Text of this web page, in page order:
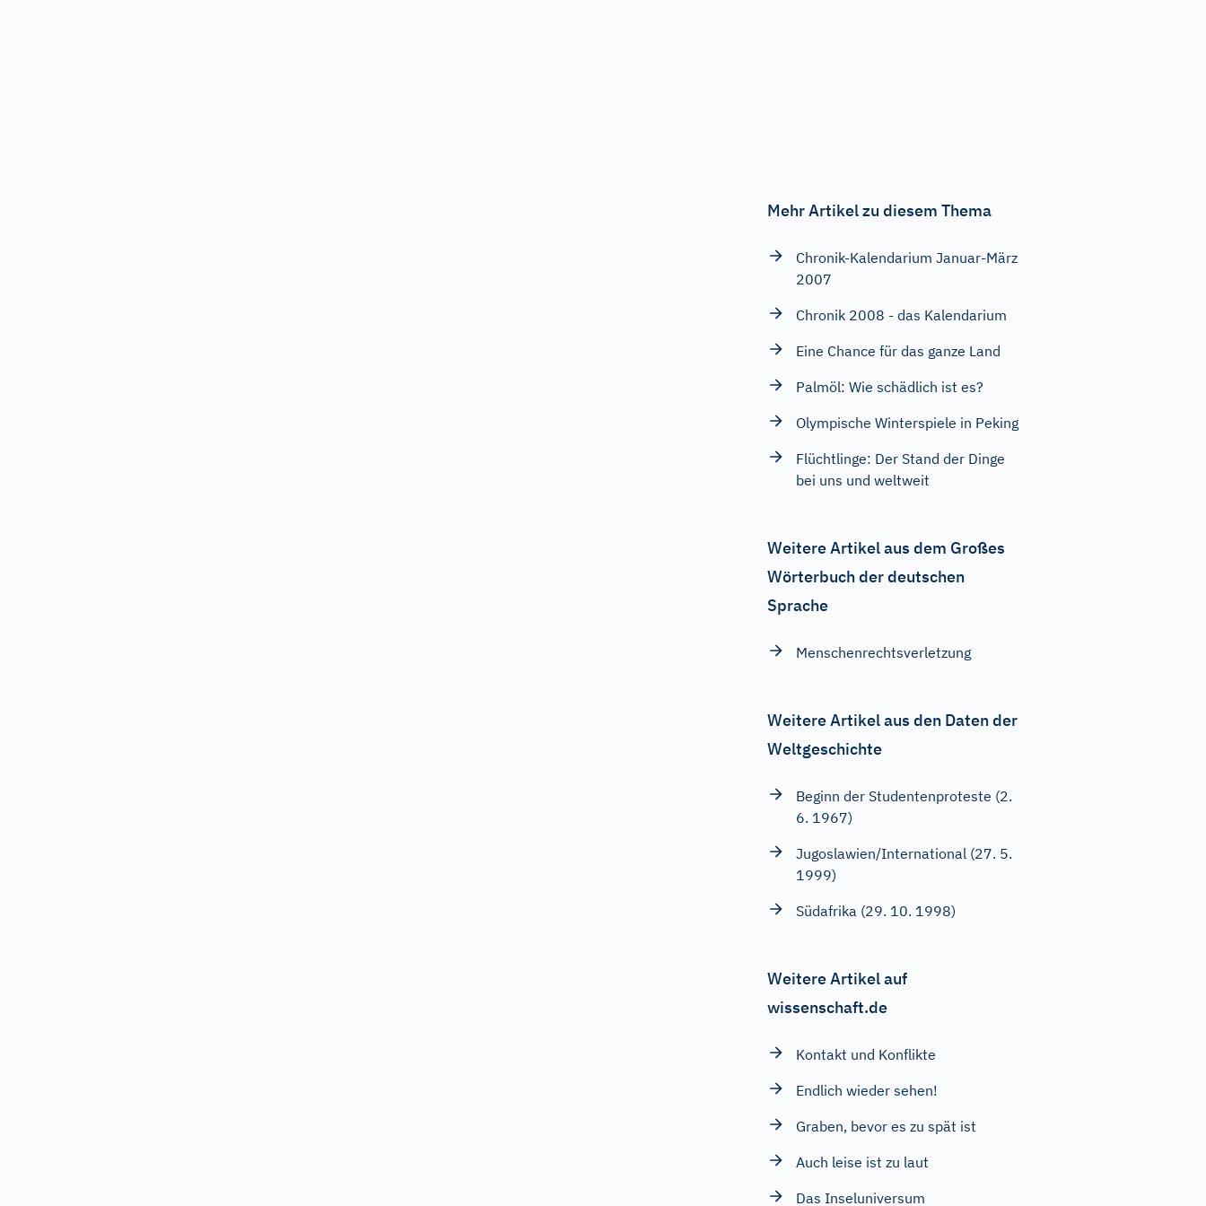
Mehr Artikel zu diesem Thema
Chronik-Kalendarium Januar-März
2007
Chronik 2008 - das Kalendarium
Eine Chance für das ganze Land
Palmöl: Wie schädlich ist es?
Olympische Winterspiele in Peking
Flüchtlinge: Der Stand der Dinge
bei uns und weltweit
Weitere Artikel aus dem Großes
Wörterbuch der deutschen
Sprache
Menschenrechtsverletzung
Weitere Artikel aus den Daten der
Weltgeschichte
Beginn der Studentenproteste (2.
6. 1967)
Jugoslawien/International (27. 5.
1999)
Südafrika (29. 10. 1998)
Weitere Artikel auf
wissenschaft.de
Kontakt und Konflikte
Endlich wieder sehen!
Graben, bevor es zu spät ist
Auch leise ist zu laut
Das Inseluniversum